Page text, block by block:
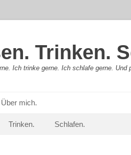
Trinken.
Ich trinke gerne. Ich schlafe gerne. Und
Menü
Über mich.
Menü
Trinken. Schlafen.